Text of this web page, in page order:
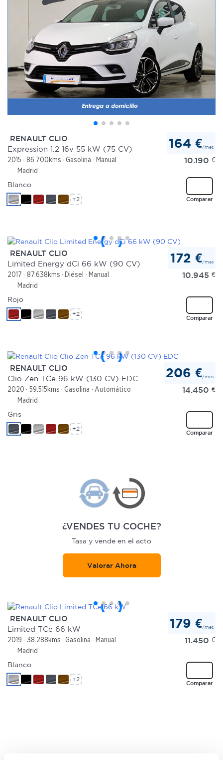
RENAULT CLIO
Expression 1.2 16v 55 kW (75 CV)
2015 86.700kms Gasolina
Manual
Madrid
164 €/mes
10.190 €
Comparar
Blanco
+2
RENAULT CLIO
Limited Energy dCi 66 kW (90 CV)
2017 87.638kms Diésel
Manual
Madrid
172 €/mes
10.945 €
Comparar
Rojo
+2
RENAULT CLIO
Clio Zen TCe 96 kW (130 CV) EDC
2020 59.515kms Gasolina
Automático
Madrid
206 €/mes
14.450 €
Comparar
Gris
+2
¿VENDES TU COCHE?
Tasa y vende en el acto
Valorar Ahora
RENAULT CLIO
Limited TCe 66 kW
2019 38.288kms Gasolina
Manual
Madrid
179 €/mes
11.450 €
Comparar
Blanco
+2